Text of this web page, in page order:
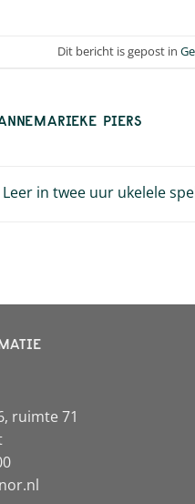
Dit bericht is gepost in
PIERS
Leer in twee uur ukelele
ruimte 71